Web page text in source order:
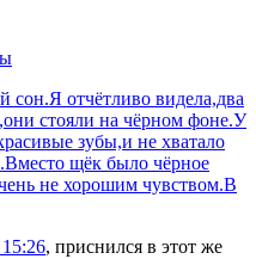
сон.Я отчётливо видела,два
стояли на чёрном фоне.У
зубы,и не хватало
щёк было чёрное
не хорошим чувством.В
, приснился в этот же